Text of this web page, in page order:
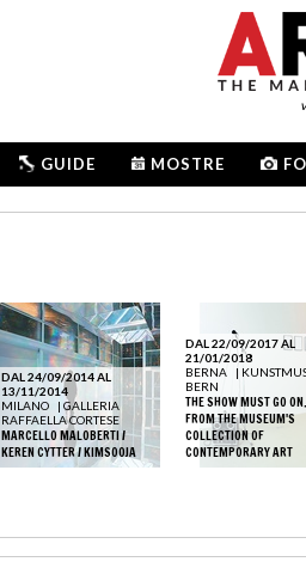
GUIDE MOSTRE
DAL 24/09/2014 AL
13/11/2014
MILANO
| GALLERIA
RAFFAELLA CORTESE
MARCELLO MALOBERTI /
KEREN CYTTER / KIMSOOJA
DAL 22/09/2017 AL
21/01/2018
BERNA
|
BERN
THE SHOW MUST GO ON.
FROM THE MUSEUM'S
COLLECTION OF
CONTEMPORARY ART